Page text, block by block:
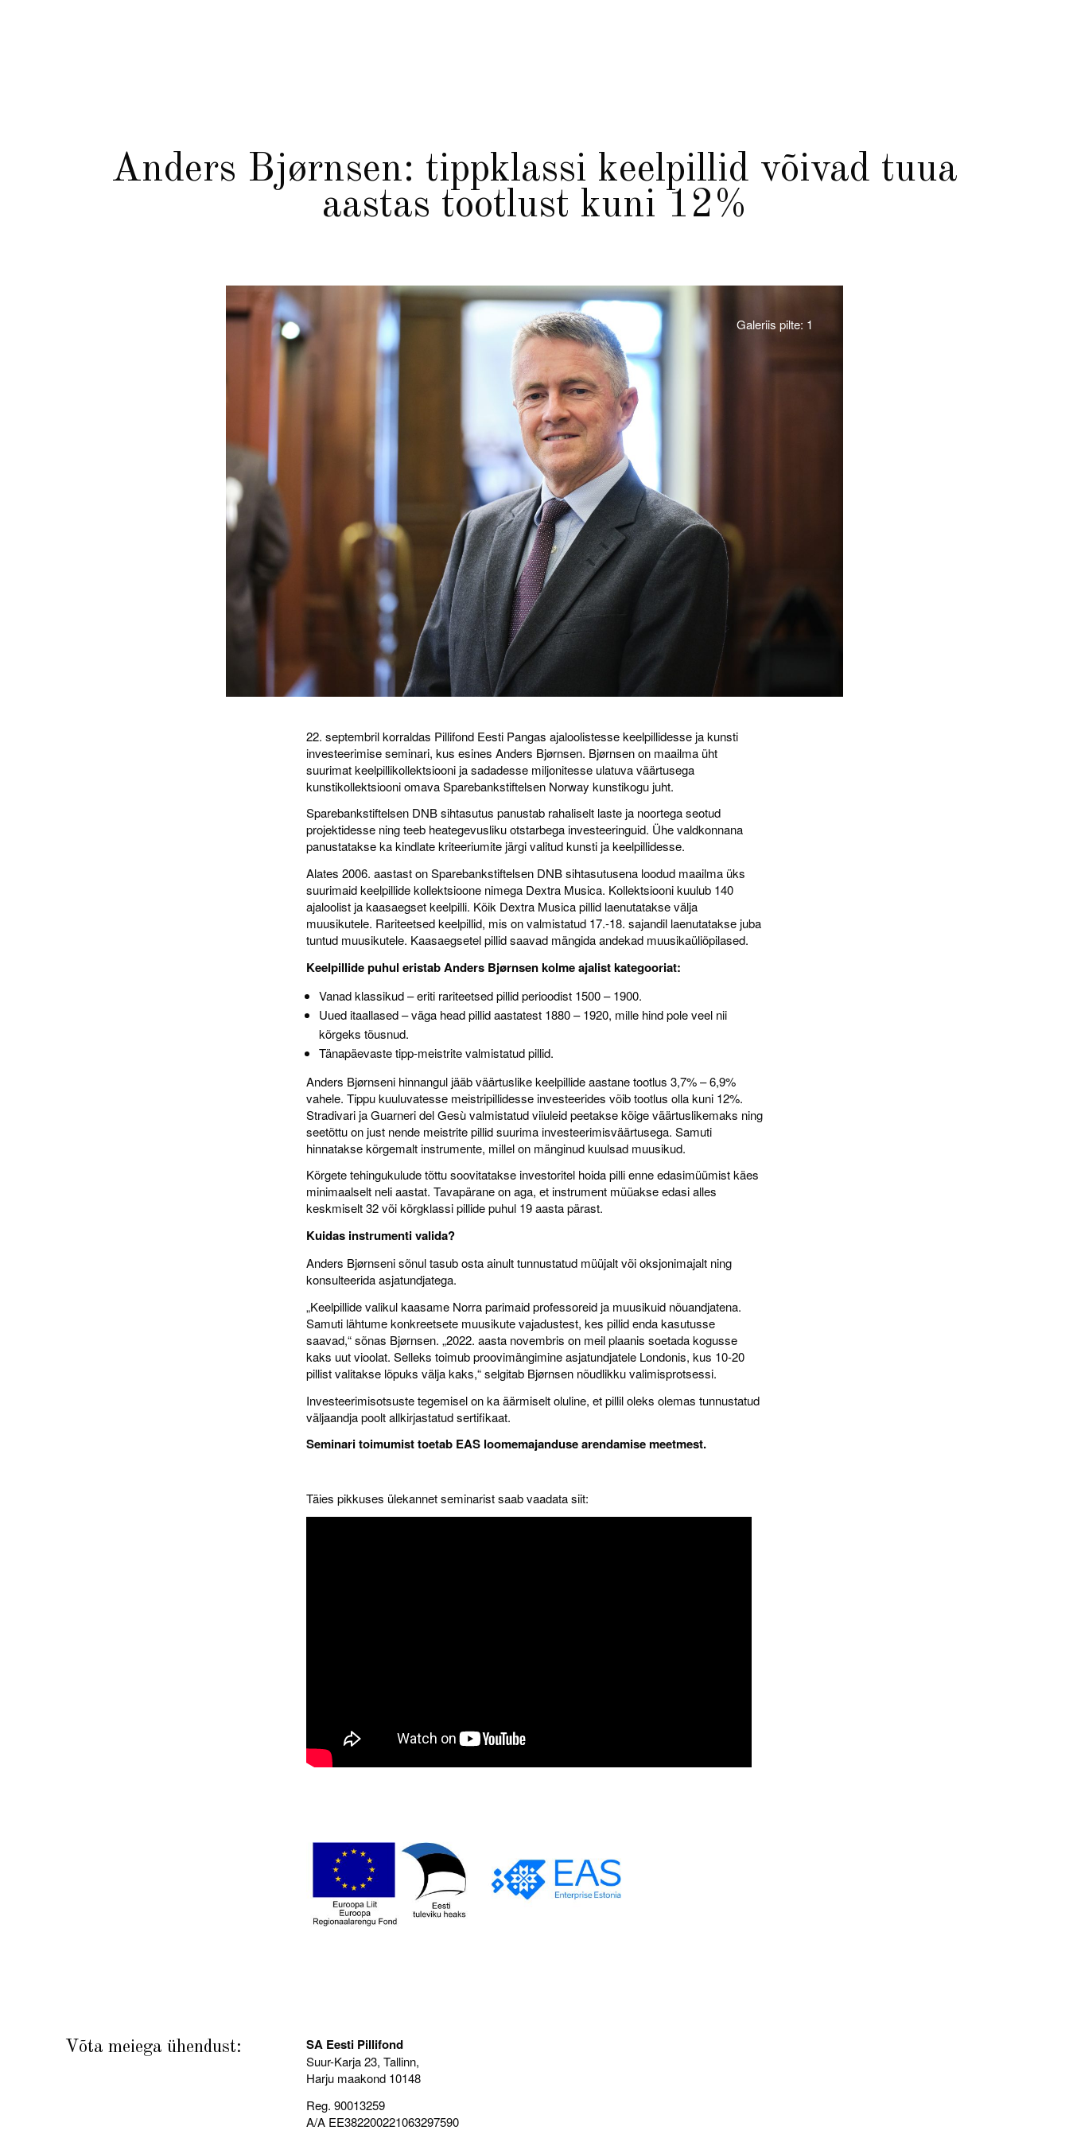
Anders Bjørnsen: tippklassi keelpillid võivad tuua
aastas tootlust kuni 12%
Galeriis pilte: 1
22. septembril korraldas Pillifond Eesti Pangas ajaloolistesse keelpillidesse ja kunsti
investeerimise seminari, kus esines Anders Bjørnsen. Bjørnsen on maailma üht
suurimat keelpillikollektsiooni ja sadadesse miljonitesse ulatuva väärtusega
kunstikollektsiooni omava Sparebankstiftelsen Norway kunstikogu juht.
Sparebankstiftelsen DNB sihtasutus panustab rahaliselt laste ja noortega seotud
projektidesse ning teeb heategevusliku otstarbega investeeringuid. Ühe valdkonnana
panustatakse ka kindlate kriteeriumite järgi valitud kunsti ja keelpillidesse.
Alates 2006. aastast on Sparebankstiftelsen DNB sihtasutusena loodud maailma üks
suurimaid keelpillide kollektsioone nimega Dextra Musica. Kollektsiooni kuulub 140
ajaloolist ja kaasaegset keelpilli. Kõik Dextra Musica pillid laenutatakse välja
muusikutele. Rariteetsed keelpillid, mis on valmistatud 17.-18. sajandil laenutatakse juba
tuntud muusikutele. Kaasaegsetel pillid saavad mängida andekad muusikaüliõpilased.
Keelpillide puhul eristab Anders Bjørnsen kolme ajalist kategooriat:
Vanad klassikud – eriti rariteetsed pillid perioodist 1500 – 1900.
Uued itaallased – väga head pillid aastatest 1880 – 1920, mille hind pole veel nii
kõrgeks tõusnud.
Tänapäevaste tipp-meistrite valmistatud pillid.
Anders Bjørnseni hinnangul jääb väärtuslike keelpillide aastane tootlus 3,7% – 6,9%
vahele. Tippu kuuluvatesse meistripillidesse investeerides võib tootlus olla kuni 12%.
Stradivari ja Guarneri del Gesù valmistatud viiuleid peetakse kõige väärtuslikemaks ning
seetõttu on just nende meistrite pillid suurima investeerimisväärtusega. Samuti
hinnatakse kõrgemalt instrumente, millel on mänginud kuulsad muusikud.
Kõrgete tehingukulude tõttu soovitatakse investoritel hoida pilli enne edasimüümist käes
minimaalselt neli aastat. Tavapärane on aga, et instrument müüakse edasi alles
keskmiselt 32 või kõrgklassi pillide puhul 19 aasta pärast.
Kuidas instrumenti valida?
Anders Bjørnseni sõnul tasub osta ainult tunnustatud müüjalt või oksjonimajalt ning
konsulteerida asjatundjatega.
„Keelpillide valikul kaasame Norra parimaid professoreid ja muusikuid nõuandjatena.
Samuti lähtume konkreetsete muusikute vajadustest, kes pillid enda kasutusse
saavad,“ sõnas Bjørnsen. „2022. aasta novembris on meil plaanis soetada kogusse
kaks uut vioolat. Selleks toimub proovimängimine asjatundjatele Londonis, kus 10-20
pillist valitakse lõpuks välja kaks,“ selgitab Bjørnsen nõudlikku valimisprotsessi.
Investeerimisotsuste tegemisel on ka äärmiselt oluline, et pillil oleks olemas tunnustatud
väljaandja poolt allkirjastatud sertifikaat.
Seminari toimumist toetab EAS loomemajanduse arendamise meetmest.
Täies pikkuses ülekannet seminarist saab vaadata siit:
Võta meiega ühendust: SA Eesti Pillifond
Suur-Karja 23, Tallinn,
Harju maakond 10148
Reg. 90013259
A/A EE382200221063297590